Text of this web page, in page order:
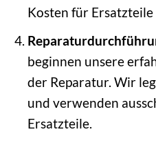
Kosten für
beginnen unsere
der Reparatur. Wir
und verwenden
Ersatzteile.